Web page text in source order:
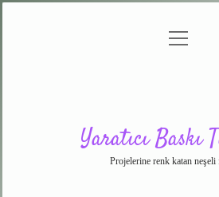
menüyü
Yaratıcı Baskı
Projelerine renk katan